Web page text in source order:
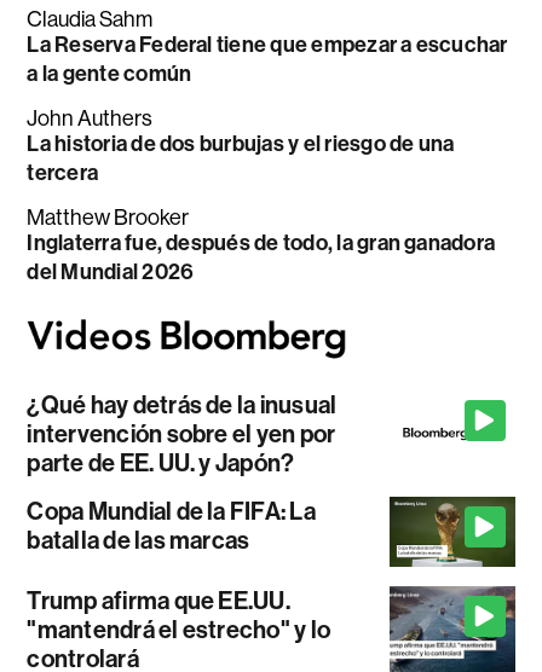
Claudia Sahm
La Reserva Federal tiene que empezar a escuchar
a la gente común
John Authers
La historia de dos burbujas y el riesgo de una
tercera
Matthew Brooker
Inglaterra fue, después de todo, la gran ganadora
del Mundial 2026
¿Qué hay detrás de la inusual
intervención sobre el yen por
parte de EE. UU. y Japón?
Copa Mundial de la FIFA: La
batalla de las marcas
Trump afirma que EE.UU.
"mantendrá el estrecho" y lo
controlará